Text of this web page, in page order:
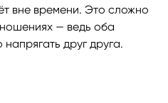
вне времени. Это сложно
— ведь оба
друг друга.